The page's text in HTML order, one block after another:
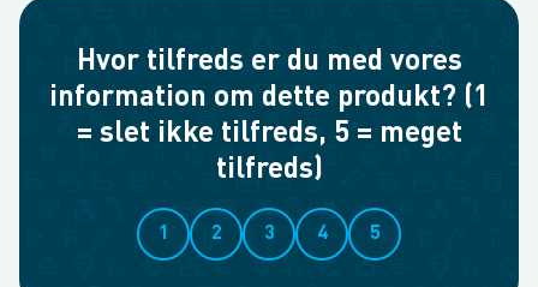
Hvor tilfreds er du med vores
information om dette produkt? (1
= slet ikke tilfreds, 5 = meget
tilfreds)
1 2 3 4 5